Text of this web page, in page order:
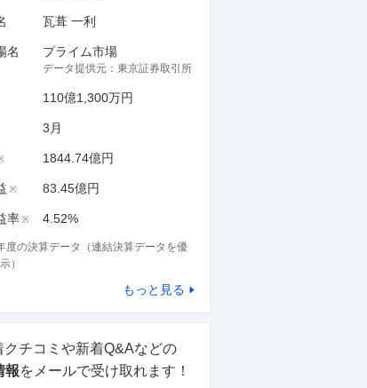
瓦葺 一利
名 プライム市場
データ提供元： 東京証券取引所
110億1,300万円
3月
1844.74億円
※ 83.45億円
率※ 4.52%
度の決算データ（連結決算データを優
）
もっと見る
クチコミや新着Q&Aなどの
報をメールで受け取れます！